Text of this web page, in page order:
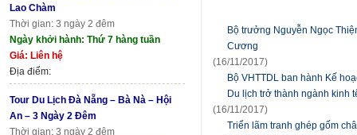
Lao Chàm
Thời gian: 3 ngày 2 đêm
Ngày khởi hành: Thứ 7 hàng tuần
Giá: Liên hệ
Địa điểm:
Tour Du Lịch Đà Nẵng – Bà Nà – Hội
An – 3 Ngày 2 Đêm
Thời gian: 3 ngày 2 đêm
Bộ trưởng Nguyễn Ngọc
Cương
(16/11/2017)
Bộ VHTTDL ban hành Kế
Du lịch trở thành ngành kinh
(16/11/2017)
Triển lãm tranh ghép gốm